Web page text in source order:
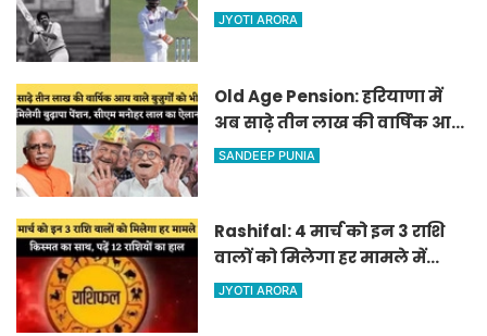
जडेजा, ऐसा करने वाले बने मात्र
JYOTI ARORA
Old Age Pension: हरियाणा में
अब साढ़े तीन लाख की वार्षिक आय
वाले बुजुर्गों को भी मिलेगी बुढ़ापा
SANDEEP PUNIA
Rashifal: 4 मार्च को इन 3 राशि
वालों को मिलेगा हर मामले में
किस्मत का साथ, पढ़ें 12 राशियों का
JYOTI ARORA